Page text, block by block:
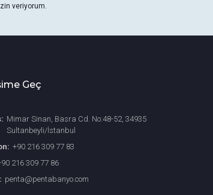
veriyorum.
Geç
Mimar Sinan, Basra Cd. No:48-52, 34935
Sultanbeyli/İstanbul
+90 216 309 77 83
216 309 77 86
penta@pentabanyo.com